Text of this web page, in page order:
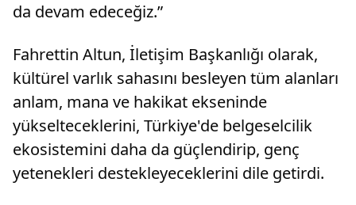
da devam edeceğiz.”
Fahrettin Altun, İletişim Başkanlığı olarak,
kültürel varlık sahasını besleyen tüm alanları
anlam, mana ve hakikat ekseninde
yükselteceklerini, Türkiye'de belgeselcilik
ekosistemini daha da güçlendirip, genç
yetenekleri destekleyeceklerini dile getirdi.